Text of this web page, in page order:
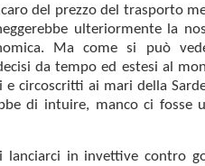
del prezzo del trasporto
ulteriormente la
Ma come si può
da tempo ed estesi al
circoscritti ai mari della
di intuire, manco ci fosse
lanciarci in invettive contro